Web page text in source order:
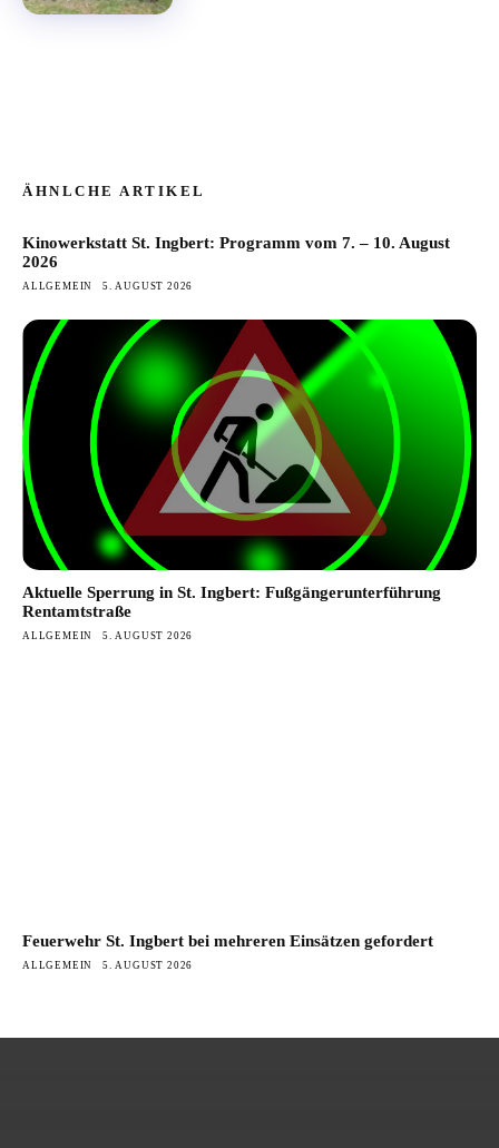
ÄHNLCHE ARTIKEL
Kinowerkstatt St. Ingbert: Programm vom 7. – 10. August
2026
ALLGEMEIN 5. AUGUST 2026
Aktuelle Sperrung in St. Ingbert: Fußgängerunterführung
Rentamtstraße
ALLGEMEIN 5. AUGUST 2026
Feuerwehr St. Ingbert bei mehreren Einsätzen gefordert
ALLGEMEIN 5. AUGUST 2026